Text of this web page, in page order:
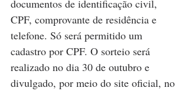
documentos de identificação civil,
CPF, comprovante de residência e
telefone. Só será permitido um
cadastro por CPF. O sorteio será
realizado no dia 30 de outubro e
divulgado, por meio do site oficial, no